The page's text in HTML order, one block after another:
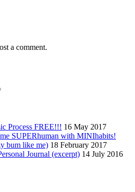
a comment.
Process FREE!!! 16 May 2017
SUPERhuman with MINIhabits!
bum like me) 18 February 2017
Journal (excerpt) 14 July 2016